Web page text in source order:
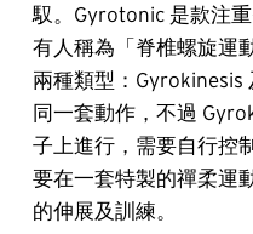
馭。Gyrotonic 是款注
有人稱為「脊椎螺旋運
兩種類型：Gyrokinesis
同一套動作，不過
子上進行，需要自行控
要在一套特製的禪柔運
的伸展及訓練。